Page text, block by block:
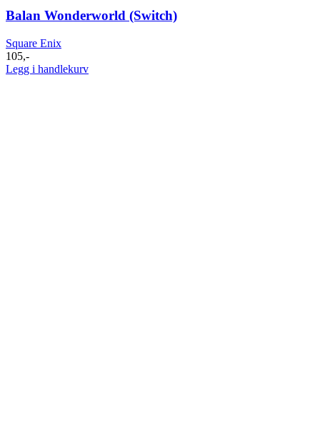
Balan Wonderworld (Switch)
Square Enix
105,-
Legg i handlekurv